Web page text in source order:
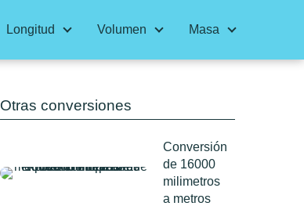
Longitud Volumen Masa
Otras conversiones
Conversión
de 16000
milimetros
a metros